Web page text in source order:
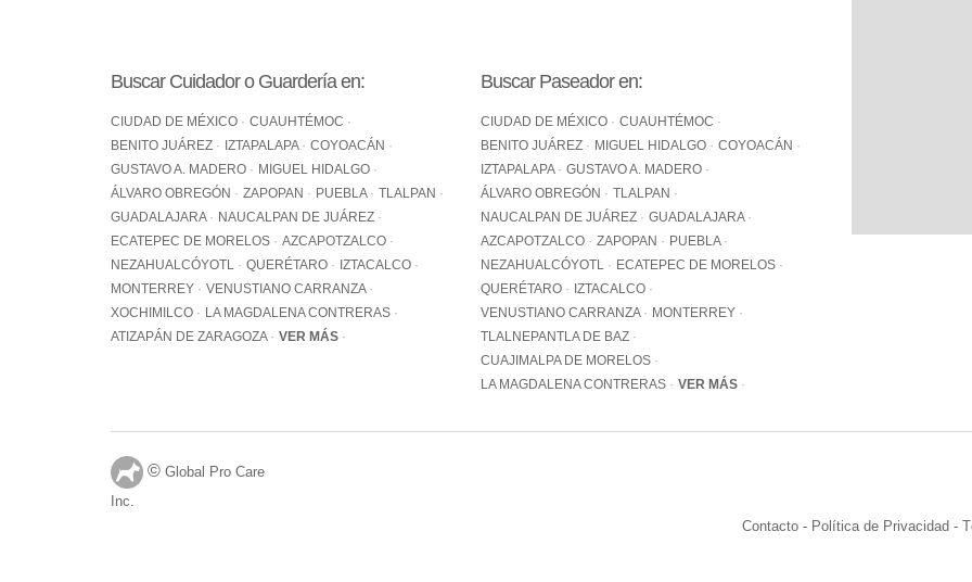
Buscar Cuidador o Guardería en:
CIUDAD DE MÉXICO
CUAUHTÉMOC
BENITO JUÁREZ
IZTAPALAPA
COYOACÁN
GUSTAVO A. MADERO
MIGUEL HIDALGO
ÁLVARO OBREGÓN
ZAPOPAN PUEBLA
TLALPAN
GUADALAJARA
NAUCALPAN DE JUÁREZ
ECATEPEC DE MORELOS
AZCAPOTZALCO
NEZAHUALCÓYOTL
QUERÉTARO
IZTACALCO
MONTERREY
VENUSTIANO CARRANZA
XOCHIMILCO
LA MAGDALENA CONTRERAS
ATIZAPÁN DE ZARAGOZA
VER MÁS
Buscar Paseador en:
CIUDAD DE MÉXICO
CUAUHTÉMOC
BENITO JUÁREZ
MIGUEL HIDALGO
COYOACÁN
IZTAPALAPA
GUSTAVO A. MADERO
ÁLVARO OBREGÓN
TLALPAN
NAUCALPAN DE JUÁREZ
GUADALAJARA
AZCAPOTZALCO
ZAPOPAN
PUEBLA
NEZAHUALCÓYOTL
ECATEPEC DE MORELOS
QUERÉTARO
IZTACALCO
VENUSTIANO CARRANZA
MONTERREY
TLALNEPANTLA DE BAZ
CUAJIMALPA DE MORELOS
LA MAGDALENA CONTRERAS
VER MÁS
Contacto - Política de Privacidad -
© Global Pro Care
Inc.